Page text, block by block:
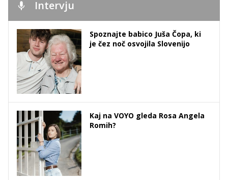
Intervju
Spoznajte babico Juša Čopa, ki
je čez noč osvojila Slovenijo
Kaj na VOYO gleda Rosa Angela
Romih?